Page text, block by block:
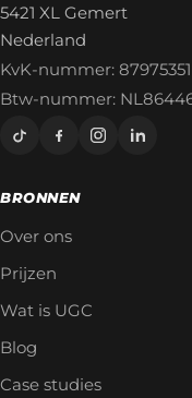
5421 XL Gemert
Nederland
KvK-nummer: 87975351
Btw-nummer:
BRONNEN
Over ons
Prijzen
Wat is UGC
Blog
Case studies